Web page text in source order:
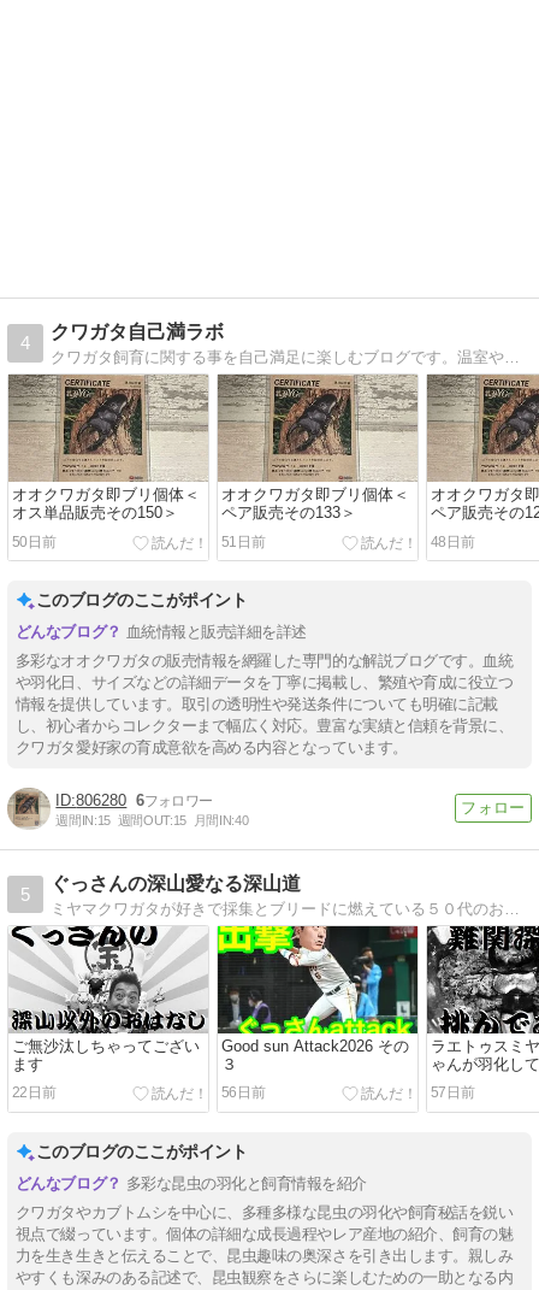
4
クワガタ自己満ラボ
クワガタ飼育に関する事を自己満足に楽しむブログです。温室や標本箱の自作、クワリウム（クワガタテラリウム）、レイアウト飼育など、スタイリッシュがモットー！
オオクワガタ即ブリ個体＜
オス単品販売その150＞
50日前
オオクワガタ即ブリ個体＜
ペア販売その133＞
51日前
オオクワガタ
ペア販売その
48日前
このブログのここがポイント
血統情報と販売詳細を詳述
多彩なオオクワガタの販売情報を網羅した専門的な解説ブログです。血統
や羽化日、サイズなどの詳細データを丁寧に掲載し、繁殖や育成に役立つ
情報を提供しています。取引の透明性や発送条件についても明確に記載
し、初心者からコレクターまで幅広く対応。豊富な実績と信頼を背景に、
クワガタ愛好家の育成意欲を高める内容となっています。
806280 6
週間IN:15 週間OUT:15 月間IN:40
5
ぐっさんの深山愛なる深山道
ご無沙汰しちゃってござい
ます
22日前
Good sun Attack2026 その
３
56日前
ラエトゥスミ
ゃんが羽化し
57日前
このブログのここがポイント
多彩な昆虫の羽化と飼育情報を紹介
クワガタやカブトムシを中心に、多種多様な昆虫の羽化や飼育秘話を鋭い
視点で綴っています。個体の詳細な成長過程やレア産地の紹介、飼育の魅
力を生き生きと伝えることで、昆虫趣味の奥深さを引き出します。親しみ
やすくも深みのある記述で、昆虫観察をさらに楽しむための一助となる内